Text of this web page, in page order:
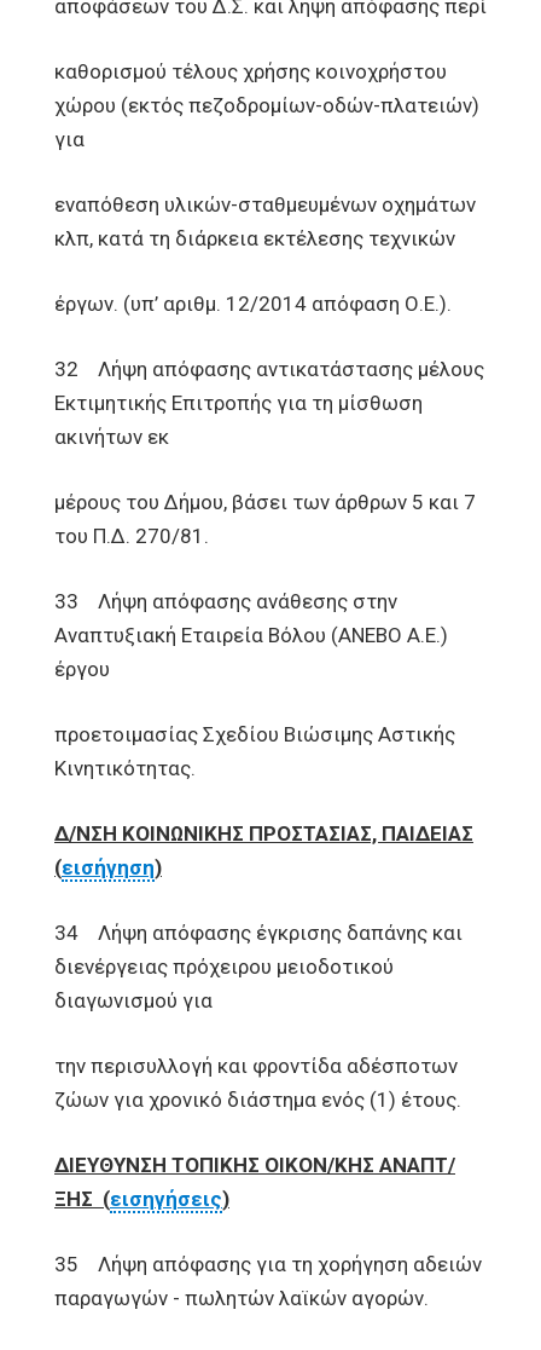
αποφάσεων του Δ.Σ. και λήψη απόφασης περί
καθορισμού τέλους χρήσης κοινοχρήστου
χώρου (εκτός πεζοδρομίων-οδών-πλατειών)
για
εναπόθεση υλικών-σταθμευμένων οχημάτων
κλπ, κατά τη διάρκεια εκτέλεσης τεχνικών
έργων. (υπ’ αριθμ. 12/2014 απόφαση Ο.Ε.).
32 Λήψη απόφασης αντικατάστασης μέλους
Εκτιμητικής Επιτροπής για τη μίσθωση
ακινήτων εκ
μέρους του Δήμου, βάσει των άρθρων 5 και 7
του Π.Δ. 270/81.
33 Λήψη απόφασης ανάθεσης στην
Αναπτυξιακή Εταιρεία Βόλου (ΑΝΕΒΟ Α.Ε.)
έργου
προετοιμασίας Σχεδίου Βιώσιμης Αστικής
Κινητικότητας.
Δ/ΝΣΗ ΚΟΙΝΩΝΙΚΗΣ ΠΡΟΣΤΑΣΙΑΣ, ΠΑΙΔΕΙΑΣ
(εισήγηση)
34 Λήψη απόφασης έγκρισης δαπάνης και
διενέργειας πρόχειρου μειοδοτικού
διαγωνισμού για
την περισυλλογή και φροντίδα αδέσποτων
ζώων για χρονικό διάστημα ενός (1) έτους.
ΔΙΕΥΘΥΝΣΗ ΤΟΠΙΚΗΣ ΟΙΚΟΝ/ΚΗΣ ΑΝΑΠΤ/
ΞΗΣ (εισηγήσεις)
35 Λήψη απόφασης για τη χορήγηση αδειών
παραγωγών - πωλητών λαϊκών αγορών.